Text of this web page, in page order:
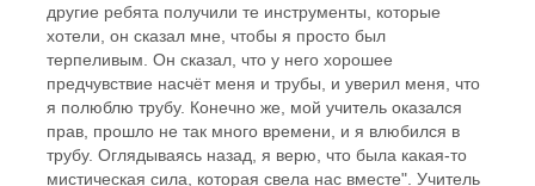
другие ребята получили те инструменты, которые
хотели, он сказал мне, чтобы я просто был
терпеливым. Он сказал, что у него хорошее
предчувствие насчёт меня и трубы, и уверил меня, что
я полюблю трубу. Конечно же, мой учитель оказался
прав, прошло не так много времени, и я влюбился в
трубу. Оглядываясь назад, я верю, что была какая-то
мистическая сила, которая свела нас вместе". Учитель